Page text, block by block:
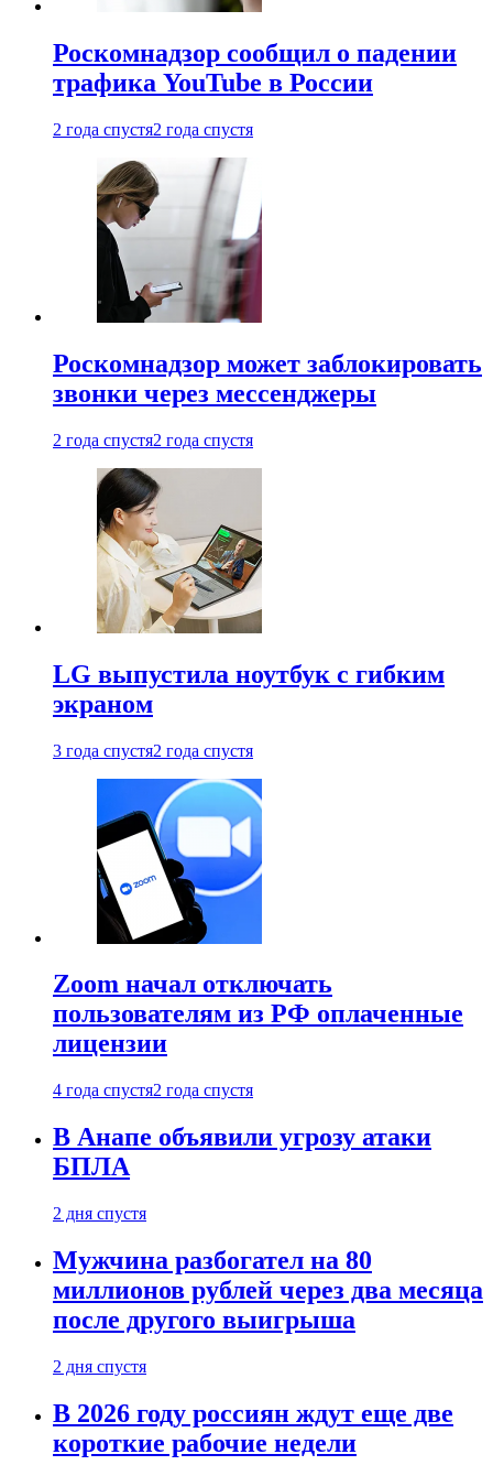
Роскомнадзор сообщил о падении
трафика YouTube в России
2 года спустя2 года спустя
Роскомнадзор может заблокировать
звонки через мессенджеры
2 года спустя2 года спустя
LG выпустила ноутбук с гибким
экраном
3 года спустя2 года спустя
Zoom начал отключать
пользователям из РФ оплаченные
лицензии
4 года спустя2 года спустя
В Анапе объявили угрозу атаки
БПЛА
2 дня спустя
Мужчина разбогател на 80
миллионов рублей через два месяца
после другого выигрыша
2 дня спустя
В 2026 году россиян ждут еще две
короткие рабочие недели